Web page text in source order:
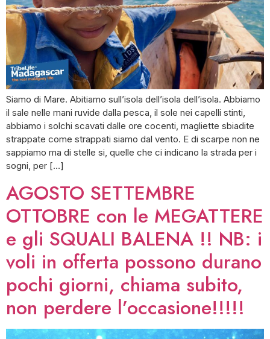
Siamo di Mare. Abitiamo sull’isola dell’isola dell’isola. Abbiamo
il sale nelle mani ruvide dalla pesca, il sole nei capelli stinti,
abbiamo i solchi scavati dalle ore cocenti, magliette sbiadite
strappate come strappati siamo dal vento. E di scarpe non ne
sappiamo ma di stelle si, quelle che ci indicano la strada per i
sogni, per […]
AGOSTO SETTEMBRE
OTTOBRE con le MEGATTERE
e gli SQUALI BALENA !! NB: i
voli in offerta possono durano
pochi giorni, chiama subito,
non perdere l’occasione!!!!!